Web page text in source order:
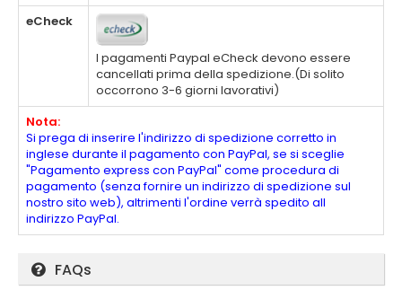
eCheck
I pagamenti Paypal eCheck devono essere
cancellati prima della spedizione.(Di solito
occorrono 3-6 giorni lavorativi)
Nota:
Si prega di inserire l'indirizzo di spedizione corretto in
inglese durante il pagamento con PayPal, se si sceglie
"Pagamento express con PayPal" come procedura di
pagamento (senza fornire un indirizzo di spedizione sul
nostro sito web), altrimenti l'ordine verrà spedito all
indirizzo PayPal.
FAQs